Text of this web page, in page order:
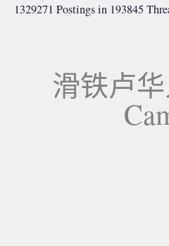
1329271 Postings in 193845
滑铁卢